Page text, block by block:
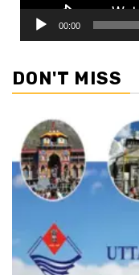
00:00
DON'T MISS